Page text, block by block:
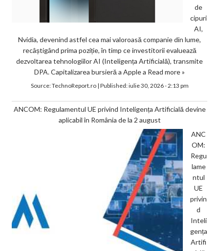
de
cipuri
AI,
Nvidia, devenind astfel cea mai valoroasă companie din lume,
recâștigând prima poziție, în timp ce investitorii evaluează
dezvoltarea tehnologiilor AI (Inteligența Artificială), transmite
DPA. Capitalizarea bursieră a Apple a Read more »
Source:TechnoReport.ro| Published:iulie 30, 2026 - 2:13 pm
ANCOM: Regulamentul UE privind Inteligența Artificială devine
aplicabil în România de la 2 august
ANC
OM:
Regu
lame
ntul
UE
privin
d
Inteli
gența
Artifi